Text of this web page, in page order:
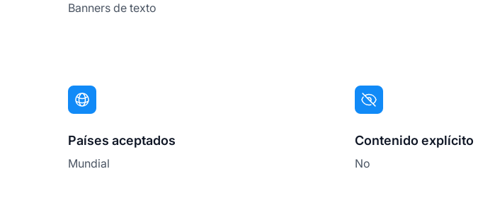
Banners de texto
Países aceptados
Mundial
Contenido explícito
No